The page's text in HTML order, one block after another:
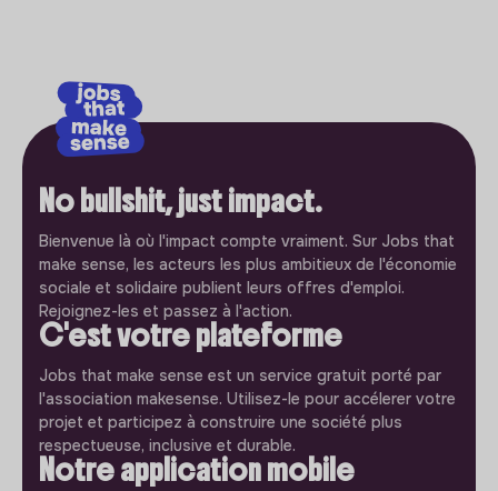
No bullshit, just impact.
Bienvenue là où l'impact compte vraiment. Sur Jobs that
make sense, les acteurs les plus ambitieux de l'économie
sociale et solidaire publient leurs offres d'emploi.
Rejoignez-les et passez à l'action.
C'est votre plateforme
Jobs that make sense est un service gratuit porté par
l'association makesense. Utilisez-le pour accélerer votre
projet et participez à construire une société plus
respectueuse, inclusive et durable.
Notre application mobile